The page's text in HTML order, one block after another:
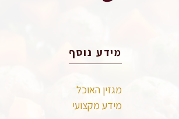
מידע נוסף
מגזין האוכל
מידע מקצועי